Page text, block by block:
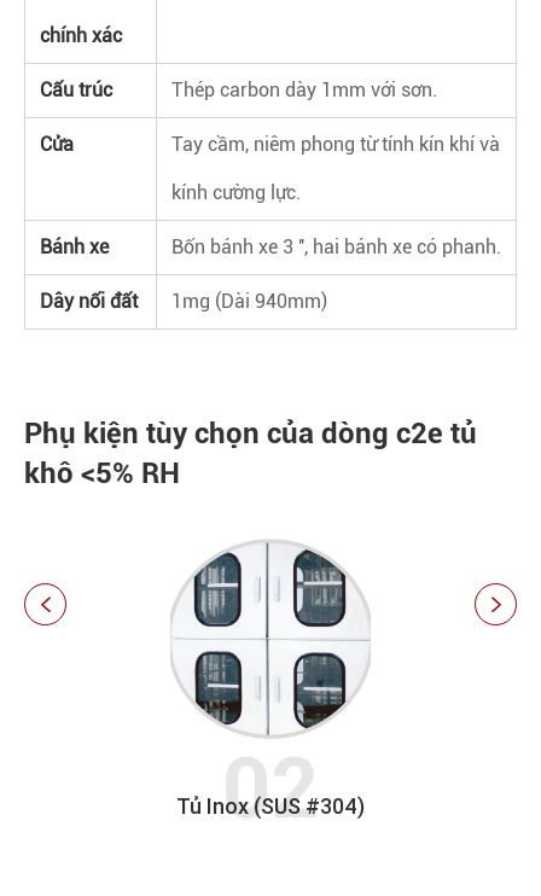
chính xác
Cấu trúc Thép carbon dày 1mm với sơn.
Cửa Tay cầm, niêm phong từ tính kín khí và
kính cường lực.
Bánh xe Bốn bánh xe 3 '', hai bánh xe có phanh.
Dây nối đất 1mg (Dài 940mm)
Phụ kiện tùy chọn của dòng c2e tủ
khô <5% RH
Ngăn kéo trượt
 